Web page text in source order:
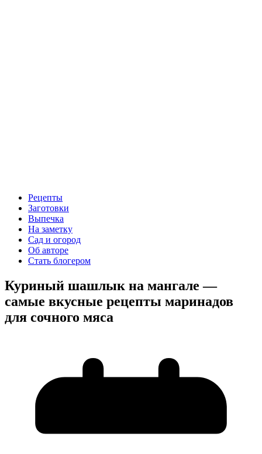
Рецепты
Заготовки
Выпечка
На заметку
Сад и огород
Об авторе
Стать блогером
Куриный шашлык на мангале —
самые вкусные рецепты маринадов
для сочного мяса